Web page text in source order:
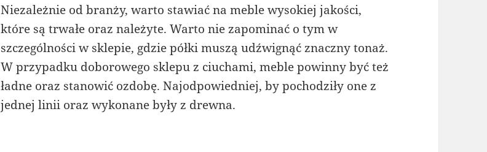
Niezależnie od branży, warto stawiać na meble wysokiej jakości,
które są trwałe oraz należyte. Warto nie zapominać o tym w
szczególności w sklepie, gdzie półki muszą udźwignąć znaczny tonaż.
W przypadku doborowego sklepu z ciuchami, meble powinny być też
ładne oraz stanowić ozdobę. Najodpowiedniej, by pochodziły one z
jednej linii oraz wykonane były z drewna.